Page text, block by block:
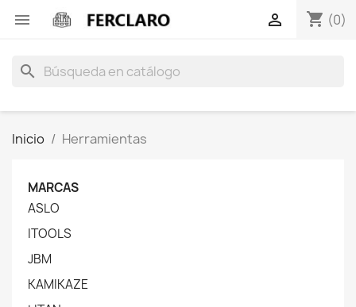
 shopping_cart (0)

search
Inicio Herramientas
MARCAS
ASLO
ITOOLS
JBM
KAMIKAZE